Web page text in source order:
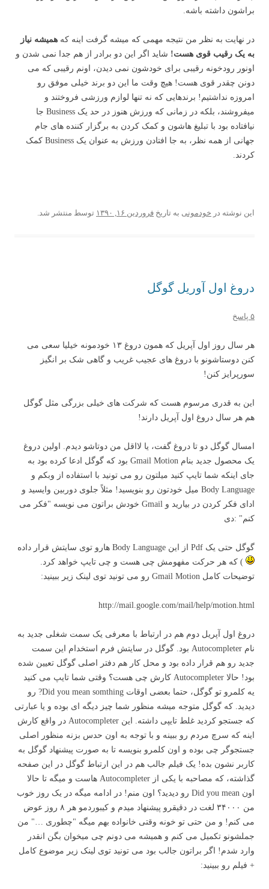
براشون داشته باشه.
در نهایت به نظر من نتیجه مهمی که میشه گرفت اینه که همیشه نیاز
به یک رقیب قوی هست! شاید اگر این دو برادر از هم جدا نمی شدن و
اونور رودخونه رقیبی برای خودشون نمی دیدن، اونم رقیبی که می
دونن چقدر قوی هست! هیچ وقت ما این دو برند خیلی موفق رو
امروزه نداشتیم! برندهایی که نه تنها لوازم ورزشی فروختند و
میفروشند، بلکه در زمانی که ورزش هنوز در حد یک Business جا
نیافتاده بود با تبلیغ هاشون و کمک کردن به برگزار کننده های جام
جهانی از همه نظر، به جا افتادن ورزش به عنوان یک Business کمک
کردند.
این نوشته در خودمونی به تاریخ فروردین ۱۶, ۱۳۹۰ توسط منتشر شد.
دروغ اول آوریل گوگل
۵ پاسخ
هر سال روز اول آپریل که همون دروغ ۱۳ خودمونه خیلیا سعی می
کنن دوستاشونو با دروغ های عجیب غریب و گاهی شک بر انگیز
سورپرایز کنن!
این به قدری مرسوم هست که شرکت های خیلی بزرگی مثل گوگل
هم هر سال دروغ اول آپریل دارند!
امسال گوگل دو تا دروغ گفت، یا لااقل من دوتاشو دیدم. اولین دروغ
یک محصول جدید بنام Gmail Motion بود که گوگل ادعا کرده بود به
جای اینکه شما تایپ کنید میلتون رو می تونید با استفاده از وبکم و
Body Language میل خودتون رو بنویسید! مثلاً جلوی دوربین وایسید و
ادای فکر کردن در بیارید و Gmail خودش براتون می نویسه "فکر می
کنم" :دی
گوگل حتی یک Pdf از این Body Language هارو توی سایتش قرار داده
) که هر حرکت مفهومش چی هست و چی تایپ خواهد کرد.
توضیحات کامل Gmail Motion رو می تونید توی لینک زیر ببینید:
http://mail.google.com/mail/help/motion.html
دروغ اول آپریل دوم هم در ارتباط با معرفی یک سمت شغلی جدید به
نام Autocompleter بود. گوگل در سایتش فرم استخدام این سمت
جدید رو هم قرار داده بود و محل کار هم دفتر اصلی گوگل تعیین شده
بود! حالا Autocompleter کارش چی هست؟ وقتی شما تایپ می کنید
یه کلمرو تو گوگل، حتما بعضی اوقات Did you mean somthing? رو
دیدید. که گوگل متوجه میشه منظور شما چیز دیگه ای بوده و یا عبارتی
که جستجو کردید غلط تایپی داشته. این Autocompleter در واقع کارش
اینه که سرچ مردم رو ببینه و با توجه به اون حدس بزنه منظور اصلی
جستجوگر چی بوده و اون کلمرو بنویسه تا به صورت پیشنهاد گوگل به
کاربر نشون بده! یک فیلم جالب هم در این ارتباط گوگل در این صفحه
گذاشته، که مصاحبه با یکی از Autocompleter هاست و میگه تا حالا
اون Did you mean رو دیدید؟ اون منم! در ادامه میگه در یک روز خوب
من ۳۴۰۰۰ لغت در دقیقرو پیشنهاد میدم و کیبوردمو هر ۸ روز عوض
می کنم! و من حتی تو خونه وقتی خانواده بهم میگه "چطوری …" من
جملشونو تکمیل می کنم و همیشه می دونم چی میخوان بگن انقدر
وارد شدم! اگر براتون جالب بود می تونید توی لینک زیر موضوع کامل
+ فیلم رو ببینید: